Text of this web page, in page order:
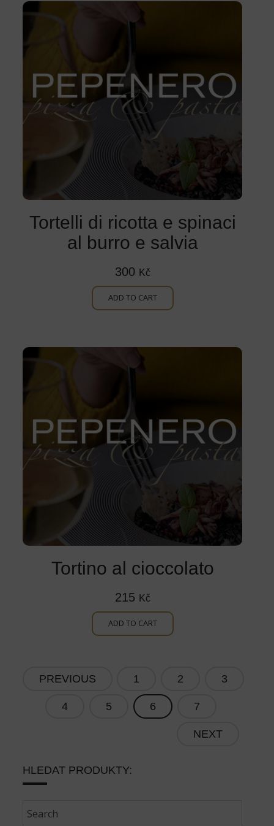
Tortelli di ricotta e spinaci
al burro e salvia
300 Kč
ADD TO CART
Tortino al cioccolato
215 Kč
ADD TO CART
PREVIOUS 1 2 3
4 5 6 7
NEXT
HLEDAT PRODUKTY: